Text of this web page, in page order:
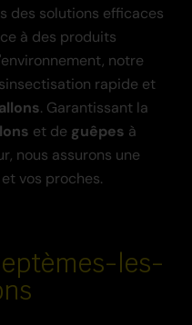
des solutions efficaces
à des produits
notre
rapide et
. Garantissant la
et de guêpes à
nous assurons une
vos proches.
les-